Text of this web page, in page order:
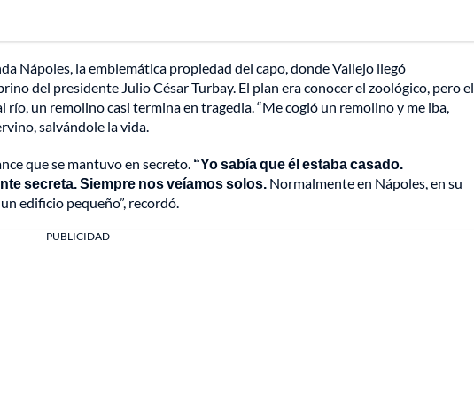
Nápoles, la emblemática propiedad del capo, donde Vallejo llegó
del presidente Julio César Turbay. El plan era conocer el zoológico, pero el
un remolino casi termina en tragedia. “Me cogió un remolino y me iba,
salvándole la vida.
que se mantuvo en secreto. “Yo sabía que él estaba casado.
secreta. Siempre nos veíamos solos. Normalmente en Nápoles, en su
edificio pequeño”, recordó.
PUBLICIDAD